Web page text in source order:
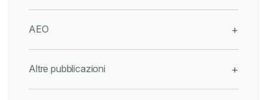
AEO +
Altre pubblicazioni +